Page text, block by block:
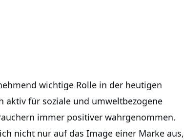
wichtige Rolle in der heutigen
aktiv für soziale und umweltbezogene
immer positiver wahrgenommen.
nicht nur auf das ⁢Image einer Marke aus,